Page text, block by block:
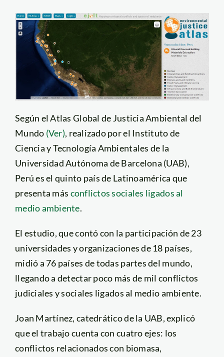
Según el Atlas Global de Justicia Ambiental del
Mundo (Ver), realizado por el Instituto de
Ciencia y Tecnología Ambientales de la
Universidad Autónoma de Barcelona (UAB),
Perú es el quinto país de Latinoamérica que
presenta más conflictos sociales ligados al
medio ambiente.
El estudio, que contó con la participación de 23
universidades y organizaciones de 18 países,
midió a 76 países de todas partes del mundo,
llegando a detectar poco más de mil conflictos
judiciales y sociales ligados al medio ambiente.
Joan Martínez, catedrático de la UAB, explicó
que el trabajo cuenta con cuatro ejes: los
conflictos relacionados con biomasa,